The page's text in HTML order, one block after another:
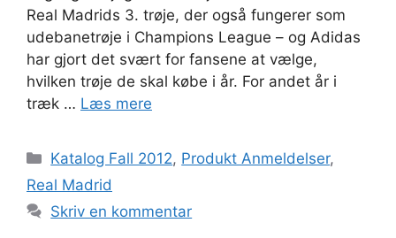
Real Madrids 3. trøje, der også fungerer som
udebanetrøje i Champions League – og Adidas
har gjort det svært for fansene at vælge,
hvilken trøje de skal købe i år. For andet år i
træk … Læs mere
Kategorier
Katalog Fall 2012, Produkt Anmeldelser,
Real Madrid
Skriv en kommentar